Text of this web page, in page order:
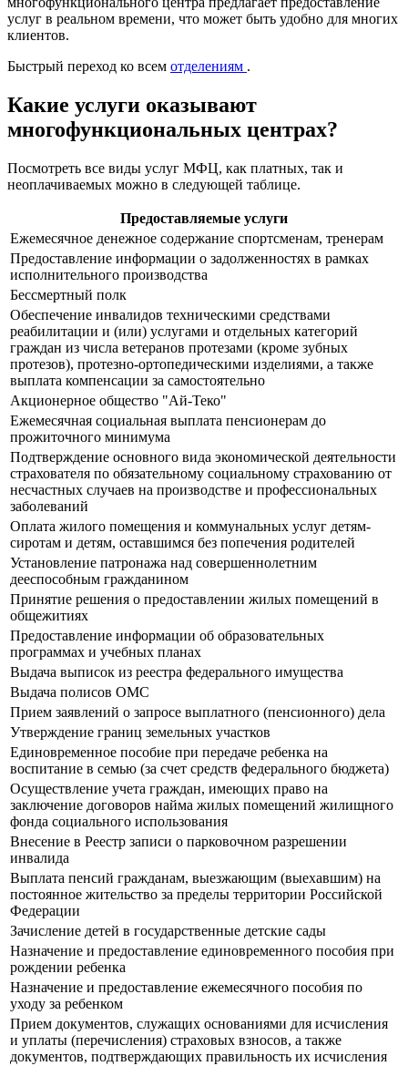
услуг в реальном времени, что может быть удобно для многих
клиентов.
Быстрый переход ко всем отделениям .
Какие услуги оказывают
многофункциональных центрах?
Посмотреть все виды услуг МФЦ, как платных, так и
неоплачиваемых можно в следующей таблице.
Предоставляемые услуги
Ежемесячное денежное содержание спортсменам, тренерам
Предоставление информации о задолженностях в рамках
исполнительного производства
Бессмертный полк
Обеспечение инвалидов техническими средствами
реабилитации и (или) услугами и отдельных категорий
граждан из числа ветеранов протезами (кроме зубных
протезов), протезно-ортопедическими изделиями, а также
выплата компенсации за самостоятельно
Акционерное общество "Ай-Теко"
Ежемесячная социальная выплата пенсионерам до
прожиточного минимума
Подтверждение основного вида экономической деятельности
страхователя по обязательному социальному страхованию от
несчастных случаев на производстве и профессиональных
заболеваний
Оплата жилого помещения и коммунальных услуг детям-
сиротам и детям, оставшимся без попечения родителей
Установление патронажа над совершеннолетним
дееспособным гражданином
Принятие решения о предоставлении жилых помещений в
общежитиях
Предоставление информации об образовательных
программах и учебных планах
Выдача выписок из реестра федерального имущества
Выдача полисов ОМС
Прием заявлений о запросе выплатного (пенсионного) дела
Утверждение границ земельных участков
Единовременное пособие при передаче ребенка на
воспитание в семью (за счет средств федерального бюджета)
Осуществление учета граждан, имеющих право на
заключение договоров найма жилых помещений жилищного
фонда социального использования
Внесение в Реестр записи о парковочном разрешении
инвалида
Выплата пенсий гражданам, выезжающим (выехавшим) на
постоянное жительство за пределы территории Российской
Федерации
Зачисление детей в государственные детские сады
Назначение и предоставление единовременного пособия при
рождении ребенка
Назначение и предоставление ежемесячного пособия по
уходу за ребенком
Прием документов, служащих основаниями для исчисления
и уплаты (перечисления) страховых взносов, а также
документов, подтверждающих правильность их исчисления